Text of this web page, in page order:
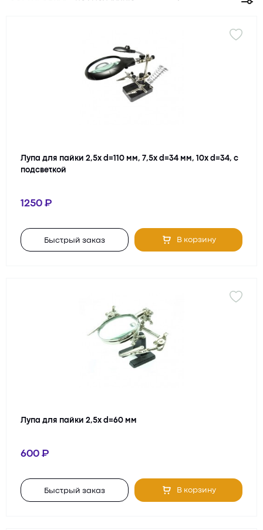
зажимов. Вся конструкция (зажимы; увеличительное стекло,
с большим просмотровым полем; подсветка; спиралевидная
подставка для паяльника) держится на устойчивой
подставке. Зажимы и лупу можно покрутить и
отрегулировать удобную высоту и угол наклона. Увеличение
изготавливаются из стекла или пластика, некоторые
модели имею дополнительные лупы.
Выбранный товар можно приобрести в интернет-магазине
осуществляется удобным для Вас способом, в том числе
наложенным платежом. В Москве курьер привезет
Лупа для пайки 2,5х d=110 мм, 7,5х d=34 мм, 10х d=34, с
подсветкой
1250
Быстрый заказ В корзину
Лупа для пайки 2,5х d=60 мм
600
Быстрый заказ В корзину